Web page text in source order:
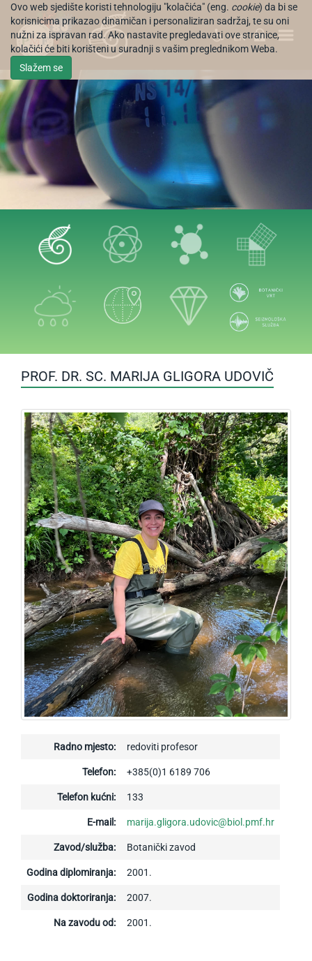
Ovo web sjedište koristi tehnologiju "kolačića" (eng. cookie) da bi se
korisnicima prikazao dinamičan i personaliziran sadržaj, te su oni
nužni za ispravan rad. Ako nastavite pregledavati ove stranice,
kolačići će biti korišteni u suradnji s vašim preglednikom Weba.
Slažem se
EN
PROF. DR. SC. MARIJA GLIGORA UDOVIČ
Radno mjesto: redoviti profesor
Telefon: +385(0)1 6189 706
Telefon kućni: 133
E-mail: marija.gligora.udovic@biol.pmf.hr
Zavod/služba: Botanički zavod
Godina diplomiranja: 2001.
Godina doktoriranja: 2007.
Na zavodu od: 2001.